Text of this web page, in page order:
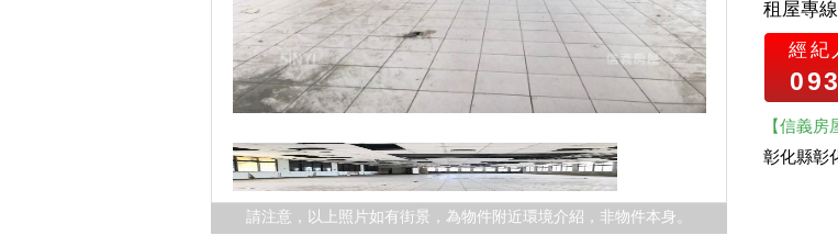
請注意，以上照片如有街景，為物件附近環境介紹，非物件本身。
租屋專線
經紀
【信義
彰化縣彰